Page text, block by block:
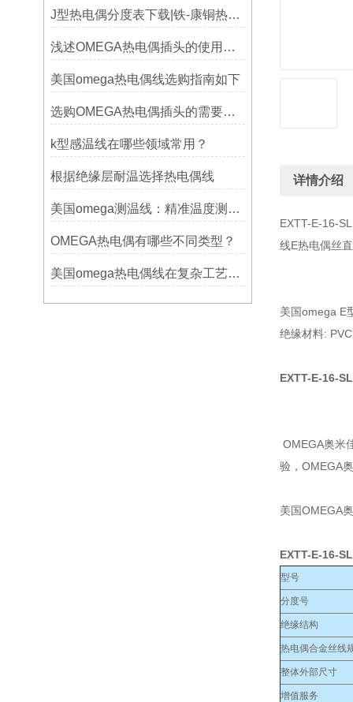
J型热电偶分度表下载|铁-康铜热电偶分度表下载
浅述OMEGA热电偶插头的使用意义
美国omega热电偶线选购指南如下
选购OMEGA热电偶插头的需要考虑哪些问题？
k型感温线在哪些领域常用？
根据绝缘层耐温选择热电偶线
美国omega测温线：精准温度测量的可靠选择
OMEGA热电偶有哪些不同类型？
美国omega热电偶线在复杂工艺中的角色
详情介绍
EXTT-E-16-
线E热电偶丝
美国omega E
绝缘材料:
EXTT-E-16-
OMEGA奥米
验，OMEGA
美国OMEGA
EXTT-E-16-
型号
分度号
绝缘结构
热电偶合金丝线
整体外部尺寸
增值服务